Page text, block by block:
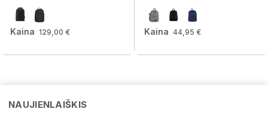
Kaina 129,00 € Kaina 44,95 €
NAUJIENLAIŠKIS